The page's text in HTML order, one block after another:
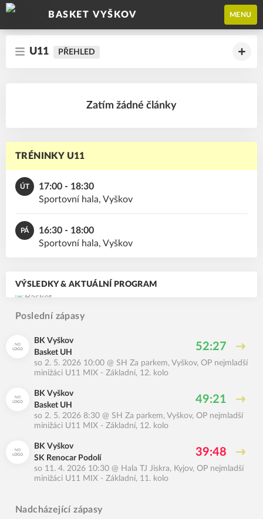
BASKET VYŠKOV MENU
U11 PŘEHLED
Zatím žádné články
TRÉNINKY U11
ÚT
17:00 - 18:30
Sportovní hala, Vyškov
PÁ
16:30 - 18:00
Sportovní hala, Vyškov
VÝSLEDKY & AKTUÁLNÍ PROGRAM
Poslední zápasy
BK Vyškov
Basket UH
52:27
so 2. 5. 2026 10:00 @ SH Za parkem, Vyškov, OP nejmladší
minižáci U11 MIX - Základní, 12. kolo
BK Vyškov
Basket UH
49:21
so 2. 5. 2026 8:30 @ SH Za parkem, Vyškov, OP nejmladší
minižáci U11 MIX - Základní, 12. kolo
BK Vyškov
SK Renocar Podolí
39:48
so 11. 4. 2026 10:30 @ Hala TJ Jiskra, Kyjov, OP nejmladší
minižáci U11 MIX - Základní, 11. kolo
Nadcházející zápasy